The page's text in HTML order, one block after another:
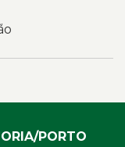
PORTO